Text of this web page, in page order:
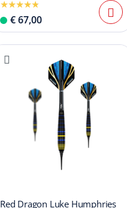
€ 67,00
Red Dragon Luke Humphries